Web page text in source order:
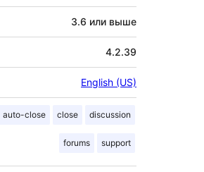
3.6 или выше
4.2.39
English (US)
auto-close close discussion
forums support